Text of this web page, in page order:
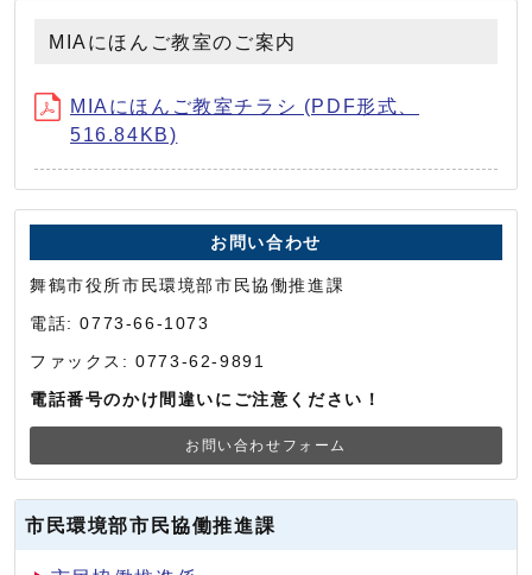
MIAにほんご教室のご案内
MIAにほんご教室チラシ (PDF形式、
516.84KB)
お問い合わせ
舞鶴市役所市民環境部市民協働推進課
電話: 0773-66-1073
ファックス: 0773-62-9891
電話番号のかけ間違いにご注意ください！
お問い合わせフォーム
市民環境部市民協働推進課